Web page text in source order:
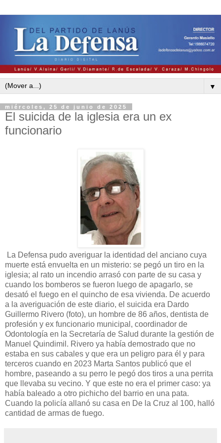
▼
miércoles, 25 de junio de 2025
El suicida de la iglesia era un ex
funcionario
La Defensa pudo averiguar la identidad del anciano cuya
muerte está envuelta en un misterio: se pegó un tiro en la
iglesia; al rato un incendio arrasó con parte de su casa y
cuando los bomberos se fueron luego de apagarlo, se
desató el fuego en el quincho de esa vivienda. De acuerdo
a la averiguación de este diario, el suicida era Dardo
Guillermo Rivero (foto), un hombre de 86 años, dentista de
profesión y ex funcionario municipal, coordinador de
Odontología en la Secretaría de Salud durante la gestión de
Manuel Quindimil. Rivero ya había demostrado que no
estaba en sus cabales y que era un peligro para él y para
terceros cuando en 2023 Marta Santos publicó que el
hombre, paseando a su perro le pegó dos tiros a una perrita
que llevaba su vecino. Y que este no era el primer caso: ya
había baleado a otro pichicho del barrio en una pata.
Cuando la policía allanó su casa en De la Cruz al 100, halló
cantidad de armas de fuego.